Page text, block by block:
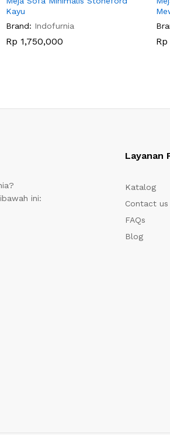
Kayu
Brand: Indofurnia
Rp 1,750,000 Rp
ini:
Layanan
Katalog
Contact us
FAQs
Blog